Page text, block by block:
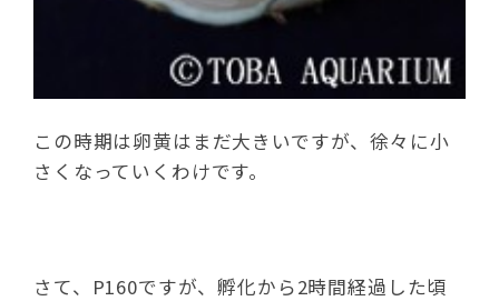
この時期は卵黄はまだ大きいですが、徐々に小
さくなっていくわけです。
さて、P160ですが、孵化から2時間経過した頃